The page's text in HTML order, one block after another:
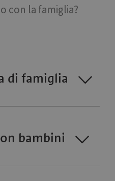
con la famiglia?
di famiglia
bambini